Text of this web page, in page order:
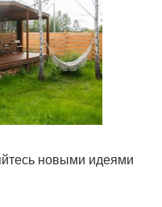
новыми идеями